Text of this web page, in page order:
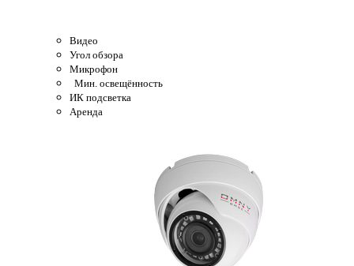
Видео
Угол обзора
Микрофон
Мин. освещённость
ИК подсветка
Аренда